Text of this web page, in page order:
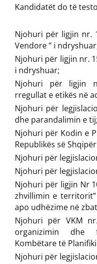
Kandidatët do të
Njohuri për ligjin nr.
Vendore ” i
Njohuri për ligjin nr.
i ndryshuar;
Njohuri për ligjin
rregullat e etikës në
Njohuri për
dhe parandalimin e tij;
Njohuri për Kodin e
Republikës së
Njohuri për
Njohuri për
Njohuri për ligjin Nr
zhvillimin e
apo udhëzime në
Njohuri për VKM
organizimin dhe
Kombëtare të
Njohuri për